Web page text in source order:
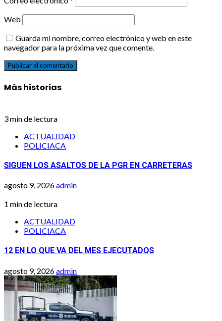
Web
Guarda mi nombre, correo electrónico y web en este
navegador para la próxima vez que comente.
Más historias
3 min de lectura
ACTUALIDAD
POLICIACA
SIGUEN LOS ASALTOS DE LA PGR EN CARRETERAS
agosto 9, 2026admin
1 min de lectura
ACTUALIDAD
POLICIACA
12 EN LO QUE VA DEL MES EJECUTADOS
agosto 9, 2026admin